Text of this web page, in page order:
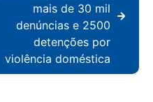
mais de 30 mil
denúncias e 2500
detenções por
violência doméstica